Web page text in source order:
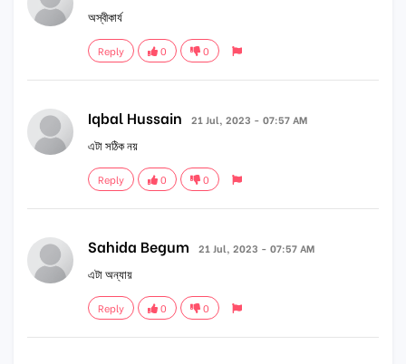
অস্বীকার্য
Reply 0 0
Iqbal Hussain 21 Jul, 2023 - 07:57 AM
এটা সঠিক নয়
Reply 0 0
Sahida Begum 21 Jul, 2023 - 07:57 AM
এটা অন্যায়
Reply 0 0